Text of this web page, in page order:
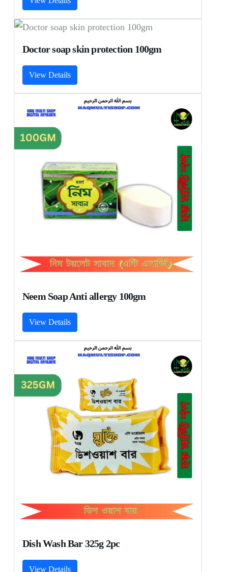
Doctor soap skin protection 100gm
View Details
Neem Soap Anti allergy 100gm
View Details
Dish Wash Bar 325g 2pc
View Details